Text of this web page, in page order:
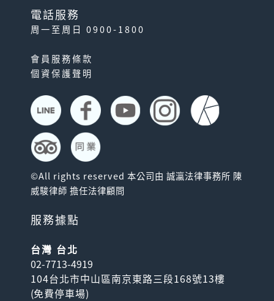
電話服務
周一至周日 0900-1800
會員服務條款
個資保護聲明
©All rights reserved 本公司由 誠瀛法律事務所 陳
威駿律師 擔任法律顧問
服務據點
台灣 台北
02-7713-4919
104台北市中山區南京東路三段168號13樓
(免費停車場)